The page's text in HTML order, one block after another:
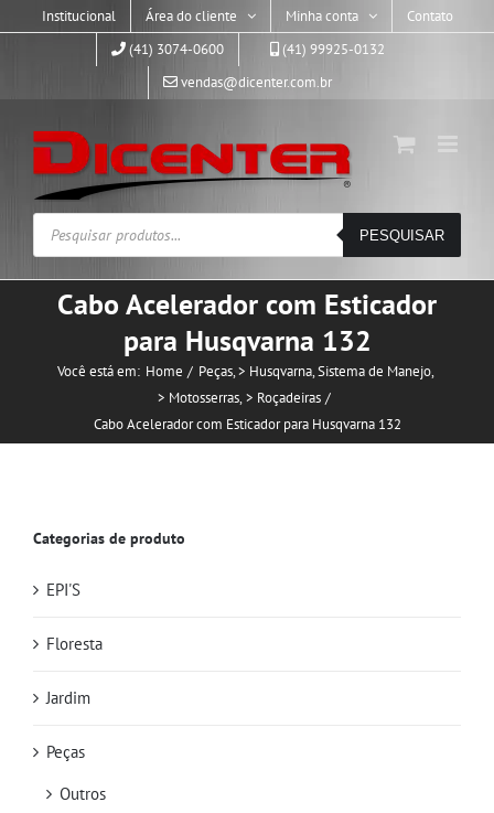
Institucional Área do cliente Minha conta
Contato
(41) 3074-0600
(41) 99925-0132
vendas@dicenter.com.br
Pesquisar
produtos
PESQUISAR
Cabo Acelerador com Esticador
para Husqvarna 132
Você está em: Home Peças > Husqvarna Sistema de Manejo
> Motosserras > Roçadeiras
Cabo Acelerador com Esticador para Husqvarna 132
Categorias de produto
EPI'S
Floresta
Jardim
Peças
Outros